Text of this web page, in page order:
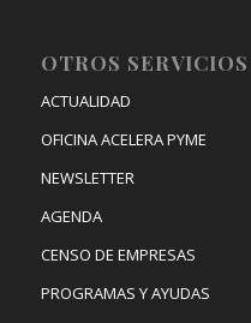
OTROS SERVICIOS
ACTUALIDAD
OFICINA ACELERA PYME
NEWSLETTER
AGENDA
CENSO DE EMPRESAS
PROGRAMAS Y AYUDAS